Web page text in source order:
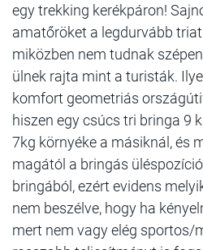
egy trekking kerékpáron!
amatőröket a legdurvább
miközben nem tudnak
ülnek rajta mint a turisták.
komfort geometriás
hiszen egy csúcs tri bringa 9
7kg környéke a másiknál, és
magától a bringás
bringából, ezért evidens
nem beszélve, hogy ha
mert nem vagy elég sportos/